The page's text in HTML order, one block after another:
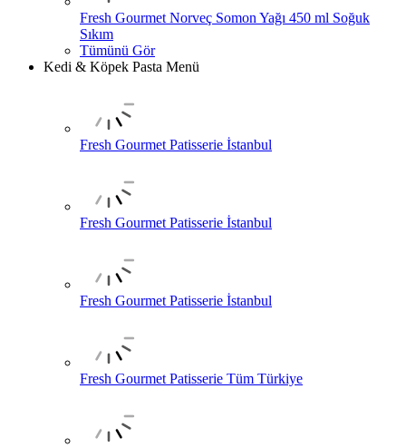
Fresh Gourmet Norveç Somon Yağı 450 ml Soğuk
Sıkım
Tümünü Gör
Kedi & Köpek Pasta Menü
Fresh Gourmet Patisserie İstanbul
Fresh Gourmet Patisserie İstanbul
Fresh Gourmet Patisserie İstanbul
Fresh Gourmet Patisserie Tüm Türkiye